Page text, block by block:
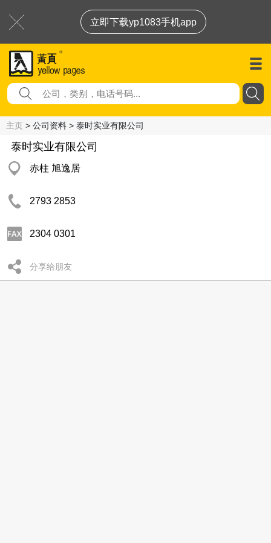
立即下载yp1083手机app
主页 > 公司资料 > 泰时实业有限公司
泰时实业有限公司
赤柱 旭逸居
2793 2853
2304 0301
分享给朋友